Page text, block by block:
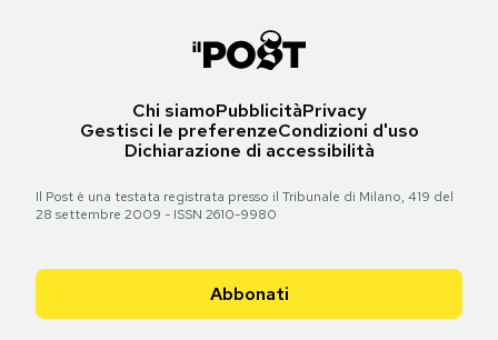
Chi siamoPubblicitàPrivacy
Gestisci le preferenzeCondizioni d'uso
Dichiarazione di accessibilità
Il Post è una testata registrata presso il Tribunale di Milano, 419 del
28 settembre 2009 - ISSN 2610-9980
Abbonati